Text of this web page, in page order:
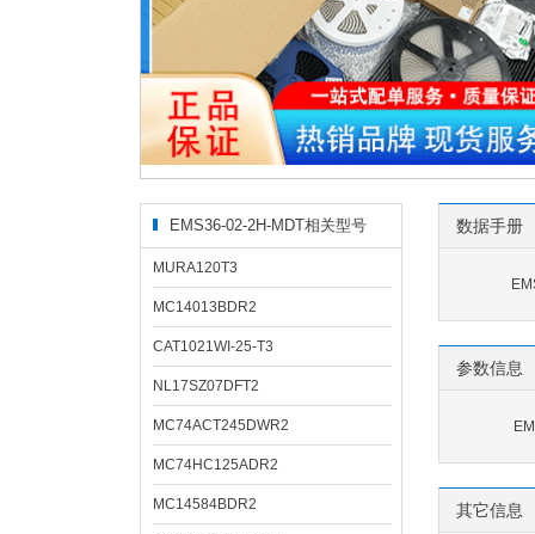
EMS36-02-2H-MDT相关型号
MURA120T3
MC14013BDR2
CAT1021WI-25-T3
NL17SZ07DFT2
MC74ACT245DWR2
MC74HC125ADR2
MC14584BDR2
数据手册
参数信息
其它信息